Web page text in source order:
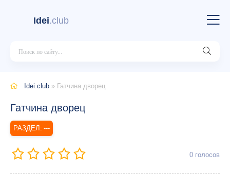
Idei.club
Idei.club » Гатчина дворец
Гатчина дворец
---
0 голосов